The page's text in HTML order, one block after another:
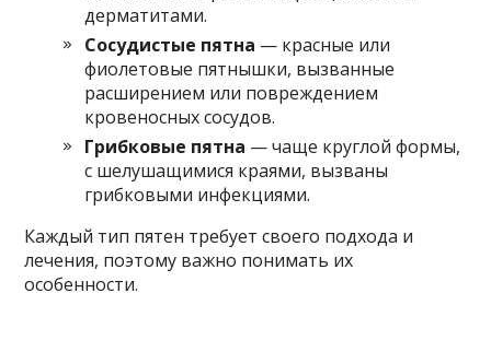
дерматитами.
Сосудистые пятна — красные или
фиолетовые пятнышки, вызванные
расширением или повреждением
кровеносных сосудов.
Грибковые пятна — чаще круглой формы,
с шелушащимися краями, вызваны
грибковыми инфекциями.
Каждый тип пятен требует своего подхода и
лечения, поэтому важно понимать их
особенности.